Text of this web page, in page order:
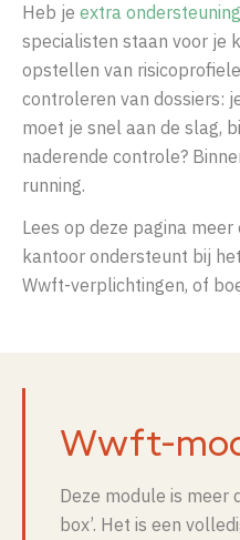
Heb je extra ondersteuning
specialisten staan voor je
opstellen van
controleren van dossiers:
moet je snel aan de slag,
naderende controle?
running.
Lees op deze pagina
kantoor ondersteunt bij
Wwft-verplichtingen, of
Wwft-
Deze module is meer
box’. Het is een